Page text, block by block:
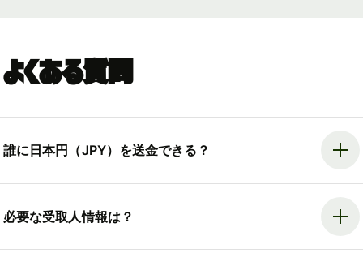
よくある質問
誰に日本円（JPY）を送金できる？
必要な受取人情報は？